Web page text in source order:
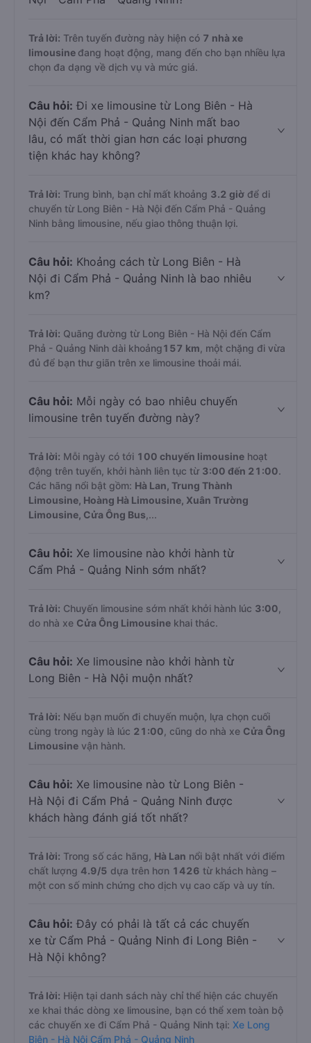
Trả lời: Trên tuyến đường này hiện có 7 nhà xe
limousine đang hoạt động, mang đến cho bạn nhiều lựa
chọn đa dạng về dịch vụ và mức giá.
Câu hỏi: Đi xe limousine từ Long Biên - Hà
Nội đến Cẩm Phả - Quảng Ninh mất bao
lâu, có mất thời gian hơn các loại phương
tiện khác hay không?
Trả lời: Trung bình, bạn chỉ mất khoảng 3.2 giờ để di
chuyển từ Long Biên - Hà Nội đến Cẩm Phả - Quảng
Ninh bằng limousine, nếu giao thông thuận lợi.
Câu hỏi: Khoảng cách từ Long Biên - Hà
Nội đi Cẩm Phả - Quảng Ninh là bao nhiêu
km?
Trả lời: Quãng đường từ Long Biên - Hà Nội đến Cẩm
Phả - Quảng Ninh dài khoảng157 km , một chặng đi vừa
đủ để bạn thư giãn trên xe limousine thoải mái.
Câu hỏi: Mỗi ngày có bao nhiêu chuyến
limousine trên tuyến đường này?
Trả lời: Mỗi ngày có tới 100 chuyến limousine hoạt
động trên tuyến, khởi hành liên tục từ 3:00 đến 21:00.
Các hãng nổi bật gồm: Hà Lan, Trung Thành
Limousine, Hoàng Hà Limousine, Xuân Trường
Limousine, Cửa Ông Bus ,...
Câu hỏi: Xe limousine nào khởi hành từ
Cẩm Phả - Quảng Ninh sớm nhất?
Trả lời: Chuyến limousine sớm nhất khởi hành lúc 3:00
do nhà xe Cửa Ông Limousine khai thác.
Câu hỏi: Xe limousine nào khởi hành từ
Long Biên - Hà Nội muộn nhất?
Trả lời: Nếu bạn muốn đi chuyến muộn, lựa chọn cuối
cùng trong ngày là lúc 21:00 , cũng do nhà xe Cửa Ông
Limousine vận hành.
Câu hỏi: Xe limousine nào từ Long Biên -
Hà Nội đi Cẩm Phả - Quảng Ninh được
khách hàng đánh giá tốt nhất?
Trả lời: Trong số các hãng, Hà Lan nổi bật nhất với điểm
chất lượng 4.9/5 dựa trên hơn 1426 từ khách hàng –
một con số minh chứng cho dịch vụ cao cấp và uy tín.
Câu hỏi: Đây có phải là tất cả các chuyến
xe từ Cẩm Phả - Quảng Ninh đi Long Biên -
Hà Nội không?
Trả lời: Hiện tại danh sách này chỉ thể hiện các chuyến
xe khai thác dòng xe limousine, bạn có thể xem toàn bộ
các chuyến xe đi Cẩm Phả - Quảng Ninh tại: Xe Long
Biên - Hà Nội Cẩm Phả - Quảng Ninh